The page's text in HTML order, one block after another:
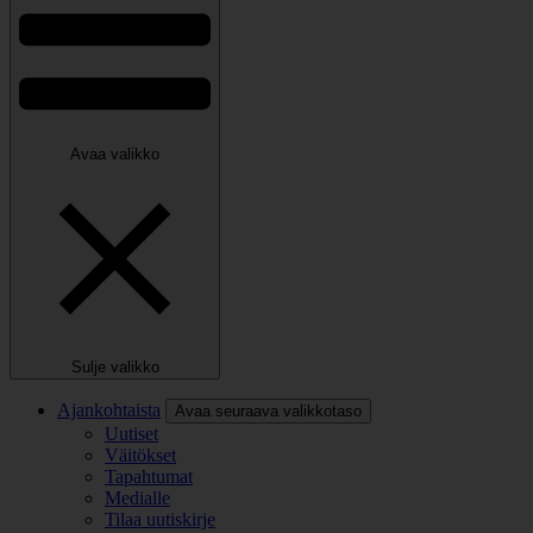
Avaa valikko
Sulje valikko
Ajankohtaista Avaa seuraava valikkotaso
Uutiset
Väitökset
Tapahtumat
Medialle
Tilaa uutiskirje